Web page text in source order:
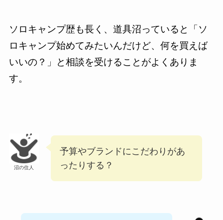
ソロキャンプ歴も長く、道具沼っていると「ソ
ロキャンプ始めてみたいんだけど、何を買えば
いいの？」と相談を受けることがよくありま
す。
沼の住人
予算やブランドにこだわりがあ
ったりする？